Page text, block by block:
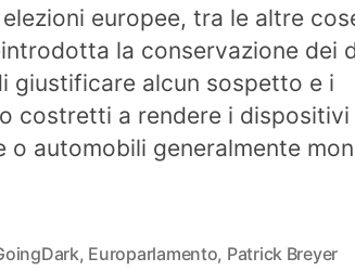
europee, tra le altre
la conservazione dei
giustificare alcun sospetto e i
costretti a rendere i
o automobili generalmente
, Europarlamento, Patrick Breyer